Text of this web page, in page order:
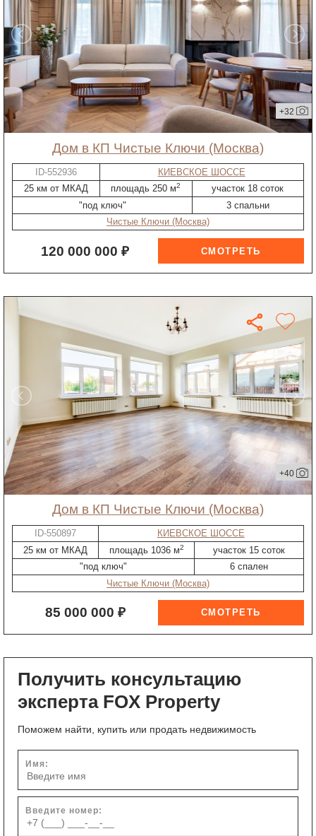
+32
дом в КП Чистые Ключи (Москва)
ID-552936
КИЕВСКОЕ ШОССЕ
25 км от МКАД
площадь 250 м2
участок 18 соток
"под ключ"
3 спальни
Чистые Ключи (Москва)
120 000 000 ₽
+40
дом в КП Чистые Ключи (Москва)
ID-550897
КИЕВСКОЕ ШОССЕ
25 км от МКАД
площадь 1036 м2
участок 15 соток
"под ключ"
6 спален
Чистые Ключи (Москва)
85 000 000 ₽
Получить консультацию
эксперта FOX Property
Поможем найти, купить или продать недвижимость
Имя:
Введите номер: